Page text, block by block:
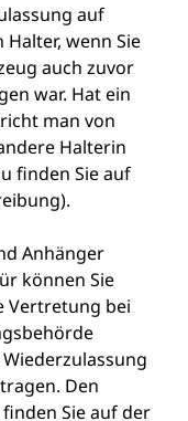
auf
wenn Sie
auch zuvor
war. Hat ein
man von
Halterin
finden Sie auf
Anhänger
können Sie
Vertretung bei
Den
Sie auf der